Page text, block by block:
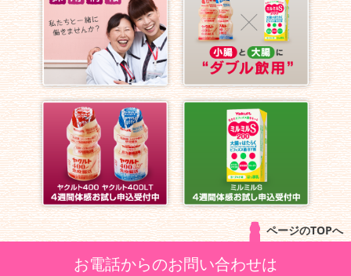
ページのTOPへ
お電話からのお問い合わせは